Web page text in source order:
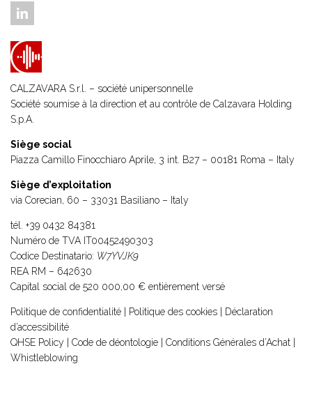
CALZAVARA S.r.l. – société unipersonnelle
Société soumise à la direction et au contrôle de Calzavara Holding
S.p.A.
Siège social
Piazza Camillo Finocchiaro Aprile, 3 int. B27 – 00181 Roma – Italy
Siège d’exploitation
via Corecian, 60 – 33031 Basiliano – Italy
tél. +39 0432 84381
Numéro de TVA IT00452490303
Codice Destinatario: W7YVJK9
REA RM – 642630
Capital social de 520 000,00 € entièrement versé
Politique de confidentialité Politique des cookies
Déclaration
d’accessibilité
QHSE Policy
Code de déontologie Conditions Générales d’Achat
Whistleblowing